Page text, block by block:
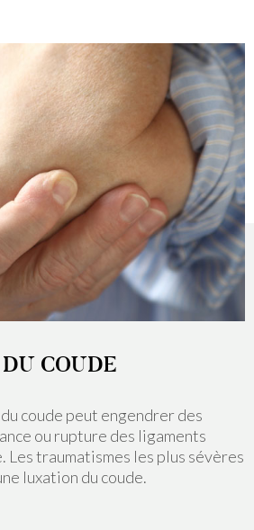
COUDE
coude peut engendrer des
ou rupture des ligaments
Les traumatismes les plus sévères
luxation du coude.